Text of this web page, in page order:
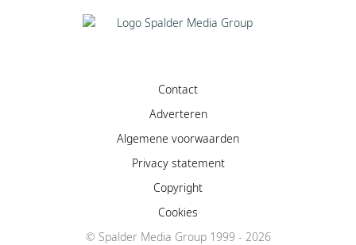
Contact
Adverteren
Algemene voorwaarden
Privacy statement
Copyright
Cookies
© Spalder Media Group 1999 - 2026